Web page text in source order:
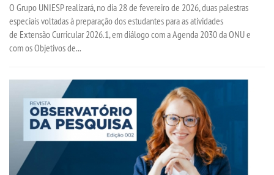
O Grupo UNIESP realizará, no dia 28 de fevereiro de 2026, duas palestras
especiais voltadas à preparação dos estudantes para as atividades
de Extensão Curricular 2026.1, em diálogo com a Agenda 2030 da ONU e
com os Objetivos de...